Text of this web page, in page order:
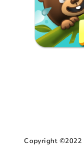
Copyright ©2022